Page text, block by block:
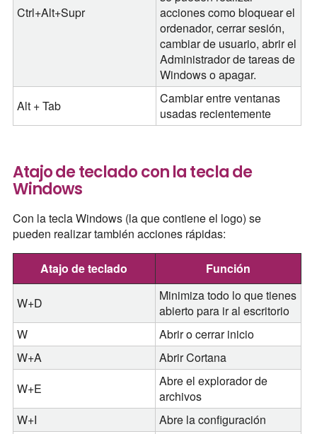
Ctrl+Alt+Supr
acciones como bloquear el
ordenador, cerrar sesión,
cambiar de usuario, abrir el
Administrador de tareas de
Windows o apagar.
Alt + Tab
Cambiar entre ventanas
usadas recientemente
Atajo de teclado con la tecla de
Windows
Con la tecla Windows (la que contiene el logo) se
pueden realizar también acciones rápidas:
Atajo de teclado Función
W+D
Minimiza todo lo que tienes
abierto para ir al escritorio
W
Abrir o cerrar inicio
W+A
Abrir Cortana
W+E
Abre el explorador de
archivos
W+I
Abre la configuración